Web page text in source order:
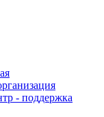
- поддержка